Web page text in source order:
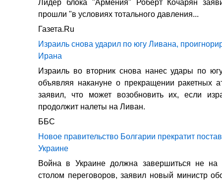
Лидер блока "Армения" Роберт Кочарян
прошли "в условиях тотального давления...
Газета.Ru
Израиль снова ударил по югу Ливана,
Ирана
Израиль во вторник снова нанес удары по
объявляя накануне о прекращении ракетных
заявил, что может возобновить их, если
продолжит налеты на Ливан.
ББС
Новое правительство Болгарии прекратит
Украине
Война в Украине должна завершиться не
столом переговоров, заявил новый министр